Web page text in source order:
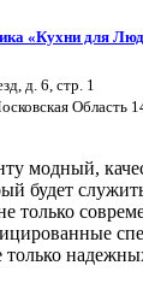
«Кухни для
д. 6, стр. 1
Область
модный,
будет
только
только